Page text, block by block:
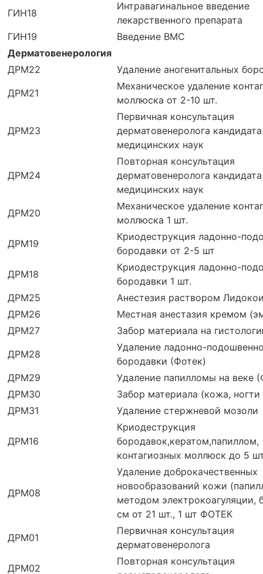
ГИН18
Интравагинальное введение
лекарственного препарата
ГИН19
Введение ВМС
Дерматовенерология
ДРМ22
Удаление аногенитальных
ДРМ21
Механическое удаление
моллюска от 2-10 шт.
ДРМ23
Первичная консультация
дерматовенеролога кандидата
медицинских наук
ДРМ24
Повторная консультация
дерматовенеролога кандидата
медицинских наук
ДРМ20
Механическое удаление
моллюска 1 шт.
ДРМ19
Криодеструкция ладонно-
бородавки от 2-5 шт
ДРМ18
Криодеструкция ладонно-
бородавки 1 шт.
ДРМ25
Анестезия раствором
ДРМ26
Местная анестазия кремом
ДРМ27
Забор материала на
ДРМ28
Удаление ладонно-
бородавки (Фотек)
ДРМ29
Удаление папилломы на веке
ДРМ30
Забор материала (кожа, ногти
ДРМ31
Удаление стержневой мозоли
ДРМ16
Криодеструкция
бородавок,кератом,папиллом,
контагиозных моллюск до 5
ДРМ08
Удаление доброкачественных
новообразований кожи
методом электрокоагуляции,
см от 21 шт., 1 шт ФОТЕК
ДРМ01
Первичная консультация
дерматовенеролога
ДРМ02
Повторная консультация